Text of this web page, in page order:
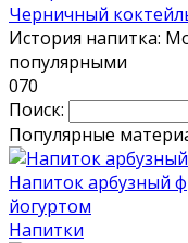
Черничный
История напитка:
популярными
070
Поиск:
Популярные
Напиток арбузный
йогуртом
Напитки